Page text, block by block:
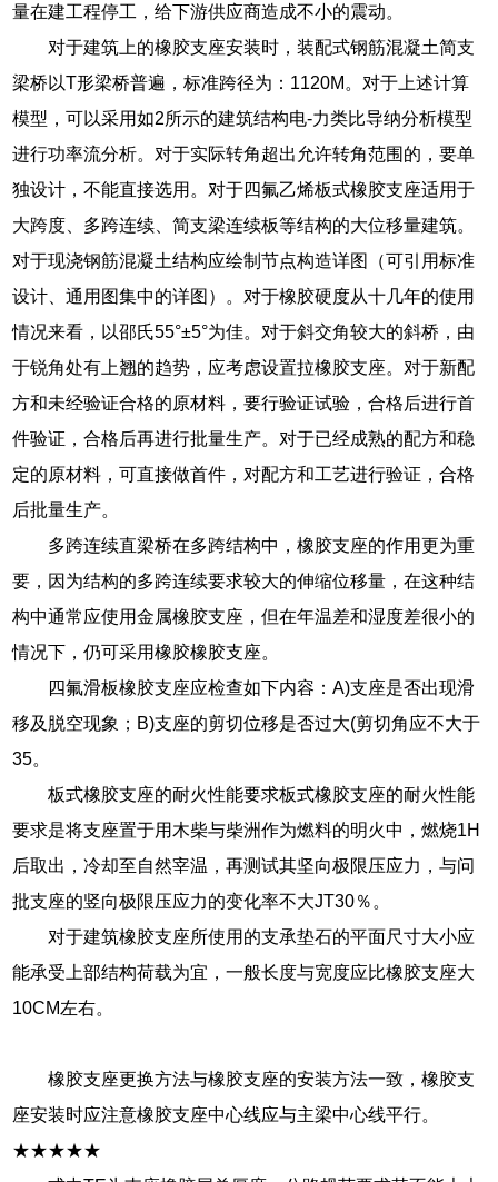
量在建工程停工，给下游供应商造成不小的震动。
对于建筑上的橡胶支座安装时，装配式钢筋混凝土简支
梁桥以T形梁桥普遍，标准跨径为：1120M。对于上述计算
模型，可以采用如2所示的建筑结构电-力类比导纳分析模型
进行功率流分析。对于实际转角超出允许转角范围的，要单
独设计，不能直接选用。对于四氟乙烯板式橡胶支座适用于
大跨度、多跨连续、简支梁连续板等结构的大位移量建筑。
对于现浇钢筋混凝土结构应绘制节点构造详图（可引用标准
设计、通用图集中的详图）。对于橡胶硬度从十几年的使用
情况来看，以邵氏55°±5°为佳。对于斜交角较大的斜桥，由
于锐角处有上翘的趋势，应考虑设置拉橡胶支座。对于新配
方和未经验证合格的原材料，要行验证试验，合格后进行首
件验证，合格后再进行批量生产。对于已经成熟的配方和稳
定的原材料，可直接做首件，对配方和工艺进行验证，合格
后批量生产。
多跨连续直梁桥在多跨结构中，橡胶支座的作用更为重
要，因为结构的多跨连续要求较大的伸缩位移量，在这种结
构中通常应使用金属橡胶支座，但在年温差和湿度差很小的
情况下，仍可采用橡胶橡胶支座。
四氟滑板橡胶支座应检查如下内容：A)支座是否出现滑
移及脱空现象；B)支座的剪切位移是否过大(剪切角应不大于
35。
板式橡胶支座的耐火性能要求板式橡胶支座的耐火性能
要求是将支座置于用木柴与柴洲作为燃料的明火中，燃烧1H
后取出，冷却至自然宰温，再测试其坚向极限压应力，与问
批支座的竖向极限压应力的变化率不大JT30％。
对于建筑橡胶支座所使用的支承垫石的平面尺寸大小应
能承受上部结构荷载为宜，一般长度与宽度应比橡胶支座大
10CM左右。
橡胶支座更换方法与橡胶支座的安装方法一致，橡胶支
座安装时应注意橡胶支座中心线应与主梁中心线平行。
★★★★★